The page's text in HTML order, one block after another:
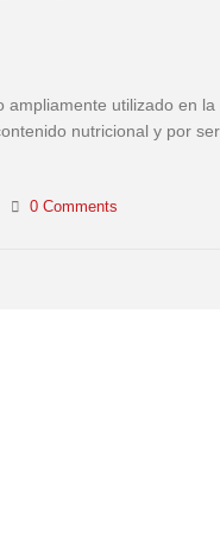
utilizado en
nutricional y por
0 Comments